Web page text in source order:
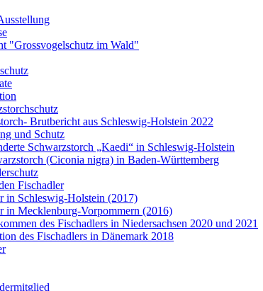
"Grossvogelschutz im Wald"
Brutbericht aus Schleswig-Holstein 2022
und Schutz
Schwarzstorch „Kaedi“ in Schleswig-Holstein
(Ciconia nigra) in Baden-Württemberg
Fischadler
in Schleswig-Holstein (2017)
in Mecklenburg-Vorpommern (2016)
des Fischadlers in Niedersachsen 2020 und 2021
des Fischadlers in Dänemark 2018